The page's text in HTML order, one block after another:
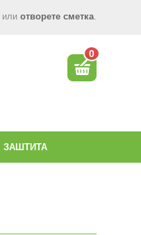
или отворете сметка.
0
ЗАШТИТА